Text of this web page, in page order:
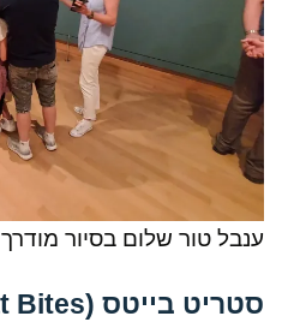
ענבל טור שלום בסיור מודרך
סטריט בייטס (Streat Bites)